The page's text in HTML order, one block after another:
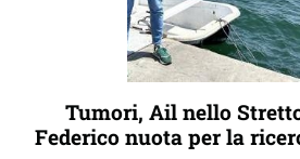
Tumori, Ail nello
Federico nuota per la